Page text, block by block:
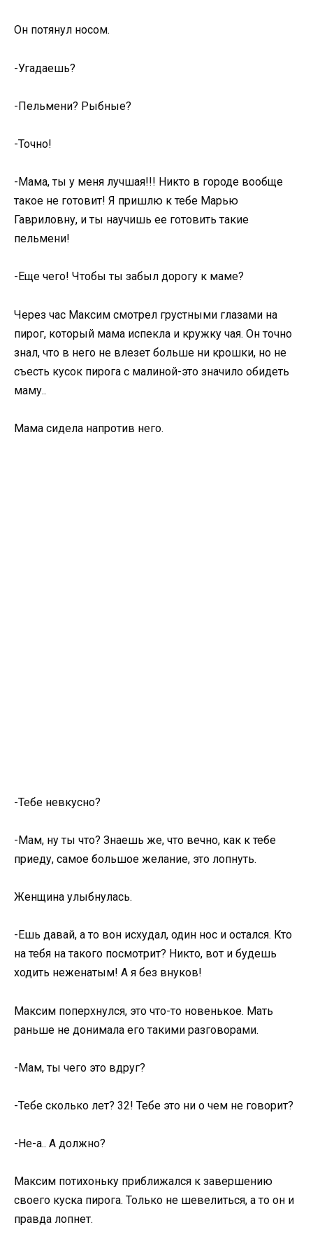
Он потянул носом.
-Угадаешь?
-Пельмени? Рыбные?
-Точно!
-Мама, ты у меня лучшая!!! Никто в городе вообще
такое не готовит! Я пришлю к тебе Марью
Гавриловну, и ты научишь ее готовить такие
пельмени!
-Еще чего! Чтобы ты забыл дорогу к маме?
Через час Максим смотрел грустными глазами на
пирог, который мама испекла и кружку чая. Он точно
знал, что в него не влезет больше ни крошки, но не
съесть кусок пирога с малиной-это значило обидеть
маму..
Мама сидела напротив него.
-Тебе невкусно?
-Мам, ну ты что? Знаешь же, что вечно, как к тебе
приеду, самое большое желание, это лопнуть.
Женщина улыбнулась.
-Ешь давай, а то вон исхудал, один нос и остался. Кто
на тебя на такого посмотрит? Никто, вот и будешь
ходить неженатым! А я без внуков!
Максим поперхнулся, это что-то новенькое. Мать
раньше не донимала его такими разговорами.
-Мам, ты чего это вдруг?
-Тебе сколько лет? 32! Тебе это ни о чем не говорит?
-Не-а.. А должно?
Максим потихоньку приближался к завершению
своего куска пирога. Только не шевелиться, а то он и
правда лопнет.